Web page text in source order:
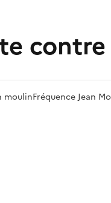
moulinFréquence Jean